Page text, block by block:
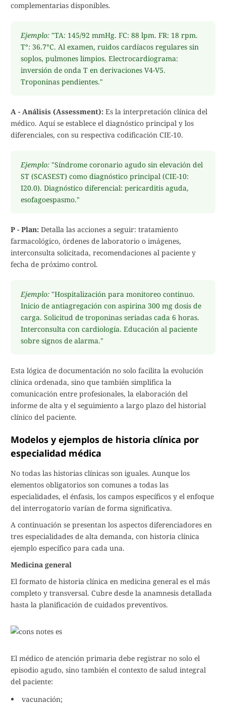
complementarias disponibles.
Ejemplo: "TA: 145/92 mmHg. FC: 88 lpm. FR: 18 rpm.
T°: 36.7°C. Al examen, ruidos cardíacos regulares sin
soplos, pulmones limpios. Electrocardiograma:
inversión de onda T en derivaciones V4-V5.
Troponinas pendientes."
A - Análisis (Assessment): Es la interpretación clínica del
médico. Aquí se establece el diagnóstico principal y los
diferenciales, con su respectiva codificación CIE-10.
Ejemplo: "Síndrome coronario agudo sin elevación del
ST (SCASEST) como diagnóstico principal (CIE-10:
I20.0). Diagnóstico diferencial: pericarditis aguda,
esofagoespasmo."
P - Plan: Detalla las acciones a seguir: tratamiento
farmacológico, órdenes de laboratorio o imágenes,
interconsulta solicitada, recomendaciones al paciente y
fecha de próximo control.
Ejemplo: "Hospitalización para monitoreo continuo.
Inicio de antiagregación con aspirina 300 mg dosis de
carga. Solicitud de troponinas seriadas cada 6 horas.
Interconsulta con cardiología. Educación al paciente
sobre signos de alarma."
Esta lógica de documentación no solo facilita la evolución
clínica ordenada, sino que también simplifica la
comunicación entre profesionales, la elaboración del
informe de alta y el seguimiento a largo plazo del historial
clínico del paciente.
Modelos y ejemplos de historia clínica por
especialidad médica
No todas las historias clínicas son iguales. Aunque los
elementos obligatorios son comunes a todas las
especialidades, el énfasis, los campos específicos y el enfoque
del interrogatorio varían de forma significativa.
A continuación se presentan los aspectos diferenciadores en
tres especialidades de alta demanda, con historia clínica
ejemplo específico para cada una.
Medicina general
El formato de historia clínica en medicina general es el más
completo y transversal. Cubre desde la anamnesis detallada
hasta la planificación de cuidados preventivos.
El médico de atención primaria debe registrar no solo el
episodio agudo, sino también el contexto de salud integral
del paciente:
vacunación;